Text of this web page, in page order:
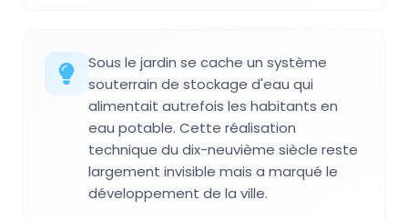
Sous le jardin se cache un système
souterrain de stockage d'eau qui
alimentait autrefois les habitants en
eau potable. Cette réalisation
technique du dix-neuvième siècle reste
largement invisible mais a marqué le
développement de la ville.